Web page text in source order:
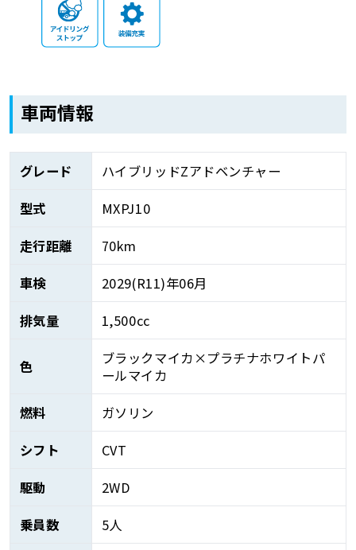
車両情報
グレード
ハイブリッドZアドベンチャー
型式
MXPJ10
走行距離
70km
車検
2029(R11)年06月
排気量
1,500cc
色
ブラックマイカ×プラチナホワイトパ
ールマイカ
燃料
ガソリン
シフト
CVT
駆動
2WD
乗員数
5人